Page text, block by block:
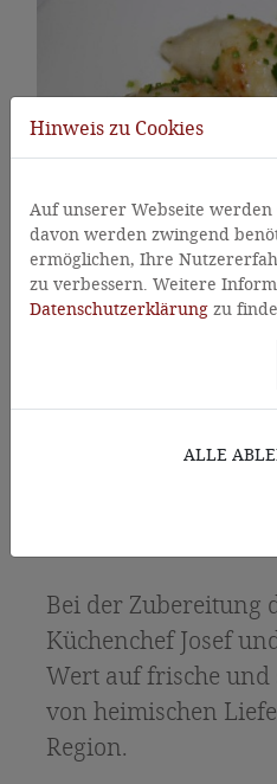
Am besten
Qualität und
im Gasthof
Bei der Zubereitung
Küchenchef Josef
Wert auf frische und
von heimischen
Region.
Hinweis zu Cookies
Auf unserer Webseite
davon werden zwingend
ermöglichen, Ihre
zu verbessern. Weitere
Datenschutzerklärung zu
ALLE